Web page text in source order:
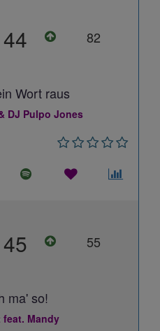
44 82
Wort raus
DJ Pulpo Jones
45 55
ma' so!
feat. Mandy